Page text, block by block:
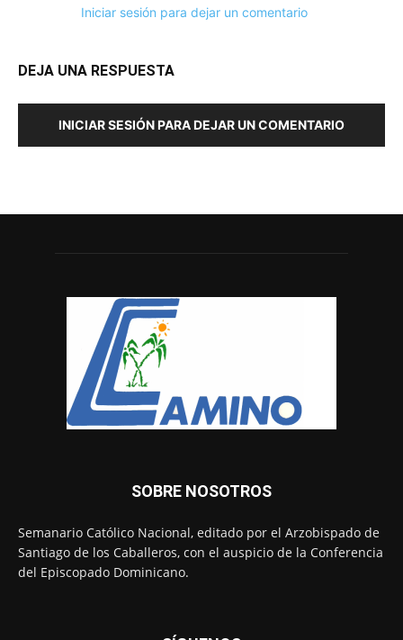
Iniciar sesión para dejar un comentario
DEJA UNA RESPUESTA
INICIAR SESIÓN PARA DEJAR UN COMENTARIO
SOBRE NOSOTROS
Semanario Católico Nacional, editado por el Arzobispado de
Santiago de los Caballeros, con el auspicio de la Conferencia
del Episcopado Dominicano.